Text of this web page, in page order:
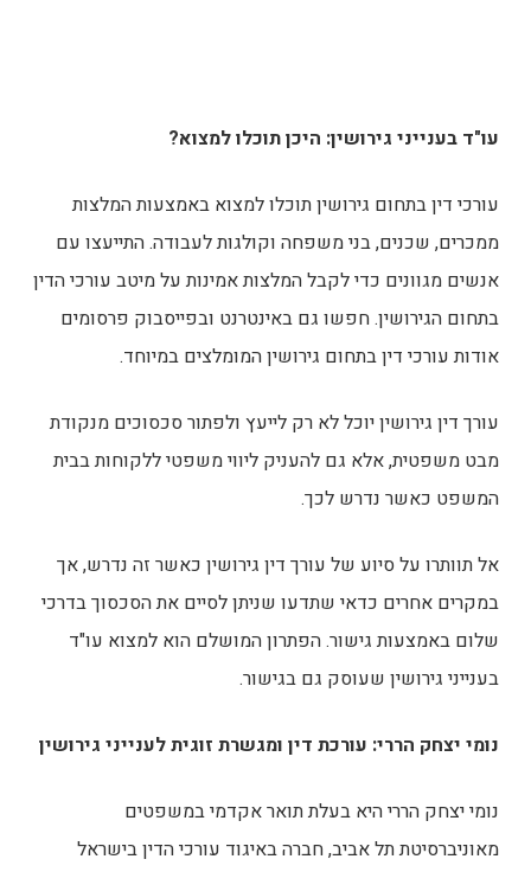
עו"ד בענייני גירושין: היכן תוכלו למצוא?
עורכי דין בתחום גירושין תוכלו למצוא באמצעות המלצות
ממכרים, שכנים, בני משפחה וקולגות לעבודה. התייעצו עם
אנשים מגוונים כדי לקבל המלצות אמינות על מיטב עורכי הדין
בתחום הגירושין. חפשו גם באינטרנט ובפייסבוק פרסומים
אודות עורכי דין בתחום גירושין המומלצים במיוחד.
עורך דין גירושין יוכל לא רק לייעץ ולפתור סכסוכים מנקודת
מבט משפטית, אלא גם להעניק ליווי משפטי ללקוחות בבית
המשפט כאשר נדרש לכך.
אל תוותרו על סיוע של עורך דין גירושין כאשר זה נדרש, אך
במקרים אחרים כדאי שתדעו שניתן לסיים את הסכסוך בדרכי
שלום באמצעות גישור. הפתרון המושלם הוא למצוא עו"ד
בענייני גירושין שעוסק גם בגישור.
נומי יצחק הררי: עורכת דין ומגשרת זוגית לענייני גירושין
נומי יצחק הררי היא בעלת תואר אקדמי במשפטים
מאוניברסיטת תל אביב, חברה באיגוד עורכי הדין בישראל